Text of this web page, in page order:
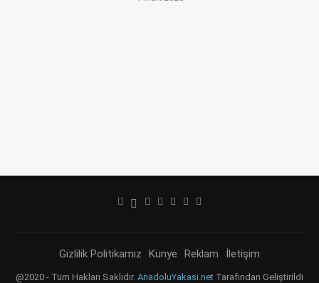
Gizlilik Politikamız Künye Reklam İletişim
@2020 - Tüm Hakları Saklıdır. AnadoluYakasi.net Tarafından Geliştirildi